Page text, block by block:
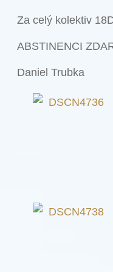
Za celý kolektiv
ABSTINENCI
Daniel Trubka